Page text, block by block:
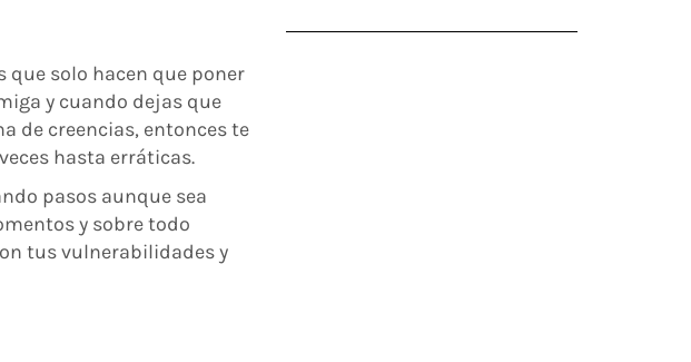
solo hacen que poner
y cuando dejas que
de creencias, entonces te
hasta erráticas.
pasos aunque sea
y sobre todo
tus vulnerabilidades y